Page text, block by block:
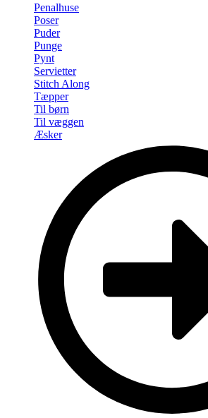
Penalhuse
Poser
Puder
Punge
Pynt
Servietter
Stitch Along
Tæpper
Til børn
Til væggen
Æsker